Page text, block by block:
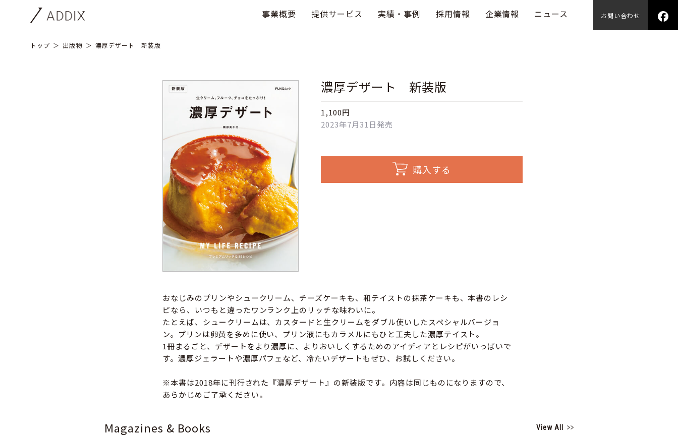
事業概要 提供サービス 実績・事例 採用情報 企業情報 ニュース お問い合わせ
トップ 出版物 濃厚デザート 新装版
濃厚デザート 新装版
1,100円
2023年7月31日発売
購入する
おなじみのプリンやシュークリーム、チーズケーキも、和テイストの抹茶ケーキも、本書のレシ
ピなら、いつもと違ったワンランク上のリッチな味わいに。
たとえば、シュークリームは、カスタードと生クリームをダブル使いしたスペシャルバージョ
ン。プリンは卵黄を多めに使い、プリン液にもカラメルにもひと工夫した濃厚テイスト。
1冊まるごと、デザートをより濃厚に、よりおいしくするためのアイディアとレシピがいっぱいで
す。濃厚ジェラートや濃厚パフェなど、冷たいデザートもぜひ、お試しください。
※本書は2018年に刊行された『濃厚デザート』の新装版です。内容は同じものになりますので、
あらかじめご了承ください。
Magazines & Books View All